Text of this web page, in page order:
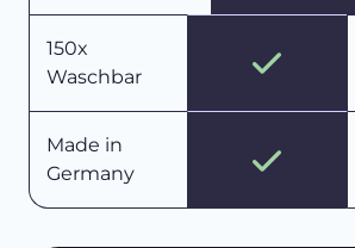
150x
Waschbar
Made in
Germany